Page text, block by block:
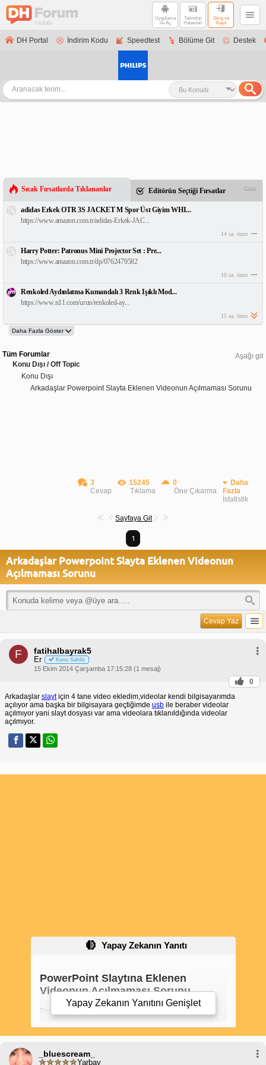
Uygulama
ile Aç
Teknoloji
Haberleri
Giriş ve
Kayıt
DH Portal İndirim Kodu Speedtest Bölüme Git Destek
Sıcak Fırsatlarda Tıklananlar Editörün Seçtiği Fırsatlar Gizle
adidas Erkek OTR 3S JACKET M Spor Üst Giyim WHI...
https://www.amazon.com.tr/adidas-Erkek-JAC...
14 sa. önce
Harry Potter: Patronus Mini Projector Set : Pre...
https://www.amazon.com.tr/dp/0762479582
10 sa. önce
Renkoled Aydınlatma Kumandalı 3 Renk Işıklı Mod...
https://www.n11.com/urun/renkoled-ay...
15 sa. önce
Aşağı git
Tüm Forumlar
Konu Dışı / Off Topic
Konu Dışı
Arkadaşlar Powerpoint Slayta Eklenen Videonun Açılmaması Sorunu
3
Cevap
15245
Tıklama
0
Öne Çıkarma
Daha
Fazla
İstatistik
Sayfaya Git
1
Arkadaşlar Powerpoint Slayta Eklenen Videonun
Açılmaması Sorunu
Cevap Yaz
F fatihalbayrak5
Er Konu Sahibi
15 Ekim 2014 Çarşamba 17:15:28 (1 mesaj)
0
Arkadaşlar slaytiçin 4 tane video ekledim,videolar kendi bilgisayarımda
açılıyor ama başka bir bilgisayara geçtiğimde usb ile beraber videolar
açılmıyor yani slayt dosyası var ama videolara tıklanıldığında videolar
açılmıyor.
Yapay Zekanın Yanıtı
PowerPoint Slaytına Eklenen
Videonun Açılmaması Sorunu
PowerPoint sunularında videolar kullanmak,
sunumlarınıza görsel ilgi ve etki katmanın harika bir
yoludur. Ancak bazen, eklenen videoların
açılmaması gibi teknik sorunlar yaşanabilir. İşte
"PowerPoint video oynatmıyor" sorununu gidermek
için bazı adımlar:
Yapay Zekanın Yanıtını Genişlet
_bluescream_
Yarbay